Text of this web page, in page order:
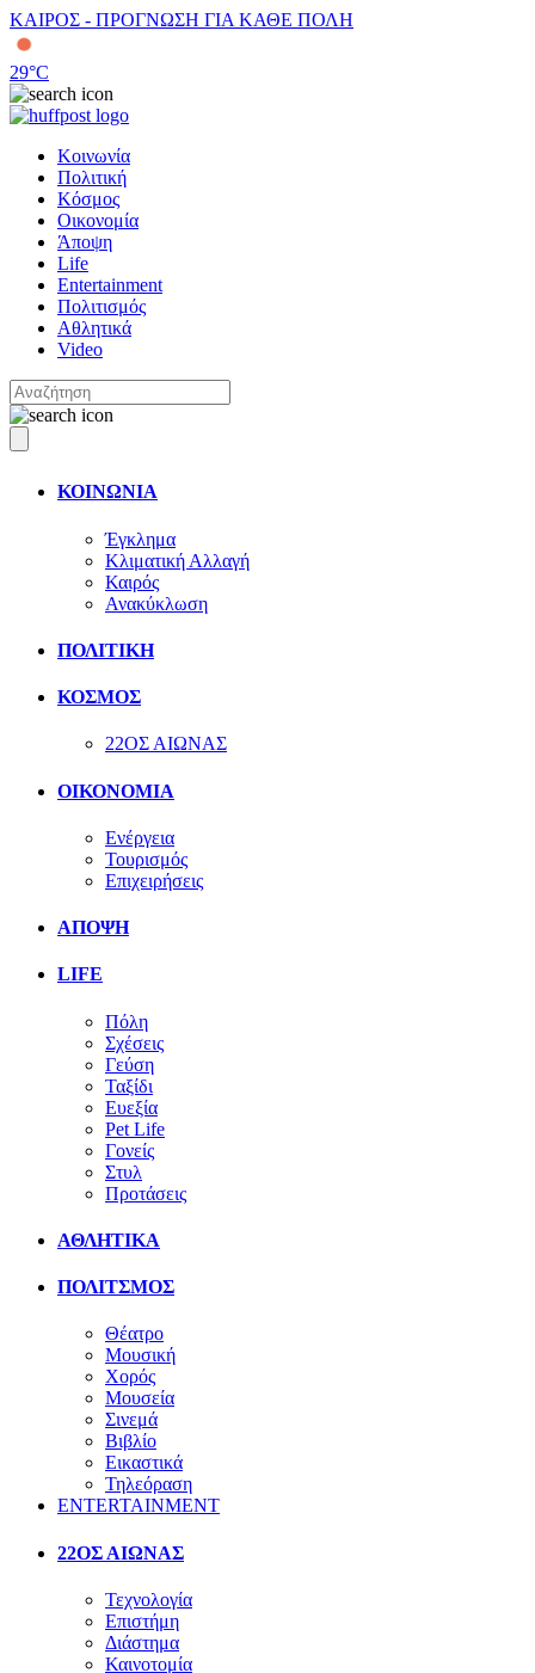
ΚΑΙΡΟΣ - ΠΡΟΓΝΩΣΗ ΓΙΑ ΚΑΘΕ ΠΟΛΗ
29°C
Κοινωνία
Πολιτική
Κόσμος
Οικονομία
Άποψη
Life
Entertainment
Πολιτισμός
Αθλητικά
Video
ΚΟΙΝΩΝΙΑ
Έγκλημα
Κλιματική Αλλαγή
Καιρός
Ανακύκλωση
ΠΟΛΙΤΙΚΗ
ΚΟΣΜΟΣ
22ΟΣ ΑΙΩΝΑΣ
ΟΙΚΟΝΟΜΙΑ
Ενέργεια
Τουρισμός
Επιχειρήσεις
ΑΠΟΨΗ
LIFE
Πόλη
Σχέσεις
Γεύση
Ταξίδι
Ευεξία
Pet Life
Γονείς
Στυλ
Προτάσεις
ΑΘΛΗΤΙΚΑ
ΠΟΛΙΤΣΜΟΣ
Θέατρο
Μουσική
Χορός
Μουσεία
Σινεμά
Βιβλίο
Εικαστικά
Τηλεόραση
ENTERTAINMENT
22ΟΣ ΑΙΩΝΑΣ
Τεχνολογία
Επιστήμη
Διάστημα
Καινοτομία